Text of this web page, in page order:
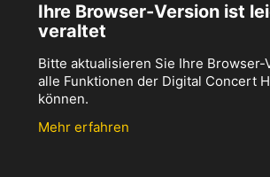
Ihre Browser-Version ist
veraltet
Bitte aktualisieren Sie Ihre Browser-
alle Funktionen der Digital Concert
können.
Mehr erfahren